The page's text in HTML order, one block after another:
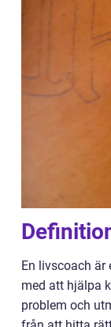
En livscoach är
med att hjälpa
problem och